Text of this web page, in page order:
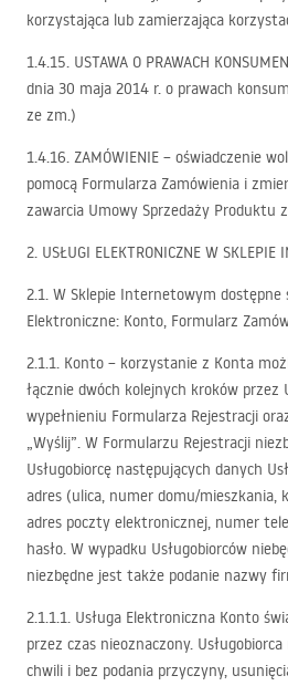
korzystająca lub zamierzająca
1.4.15. USTAWA O PRAWACH
dnia 30 maja 2014 r. o prawach
ze zm.)
1.4.16. ZAMÓWIENIE – oświadczenie
pomocą Formularza Zamówienia i
zawarcia Umowy Sprzedaży Produktu
2. USŁUGI ELEKTRONICZNE W SKLEPIE
2.1. W Sklepie Internetowym dostępne
Elektroniczne: Konto, Formularz
2.1.1. Konto – korzystanie z Konta
łącznie dwóch kolejnych kroków przez
wypełnieniu Formularza Rejestracji
„Wyślij”. W Formularzu Rejestracji
Usługobiorcę następujących danych
adres (ulica, numer domu/mieszkania,
adres poczty elektronicznej, numer
hasło. W wypadku Usługobiorców
niezbędne jest także podanie nazwy
2.1.1.1. Usługa Elektroniczna Konto
przez czas nieoznaczony.
chwili i bez podania przyczyny,